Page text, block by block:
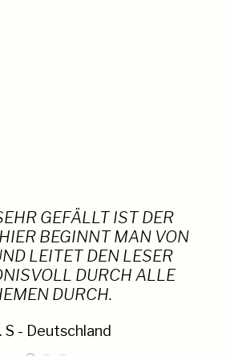
GEFÄLLT IST DER
BEGINNT MAN VON
LEITET DEN LESER
DURCH ALLE
DURCH.
S - Deutschland